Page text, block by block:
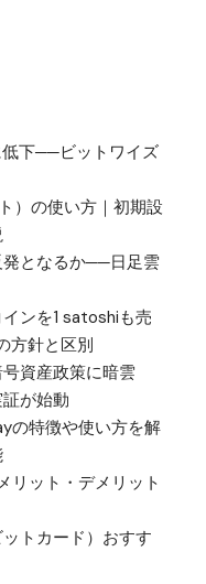
低下──ビットワイズ
）の使い方｜初期設
発となるか──日足雲
ンを1 satoshiも売
方針と区別
号資産政策に暗雲
が始動
の特徴や使い方を解
リット・デメリット
トカード）おすす